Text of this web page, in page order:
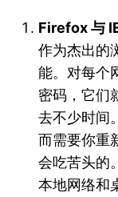
Firefox 与
作为杰出的
能。对每个
密码，它们
去不少时间
而需要你重
会吃苦头的
本地网络和